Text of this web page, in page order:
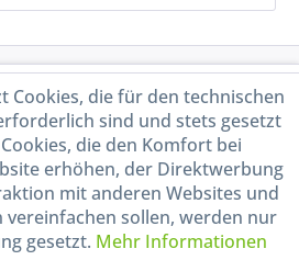
BIO-Weinen
Cookies, die für den technischen
sind und stets gesetzt
die den Komfort bei
erhöhen, der Direktwerbung
mit anderen Websites und
vereinfachen sollen, werden nur
gesetzt. Mehr Informationen